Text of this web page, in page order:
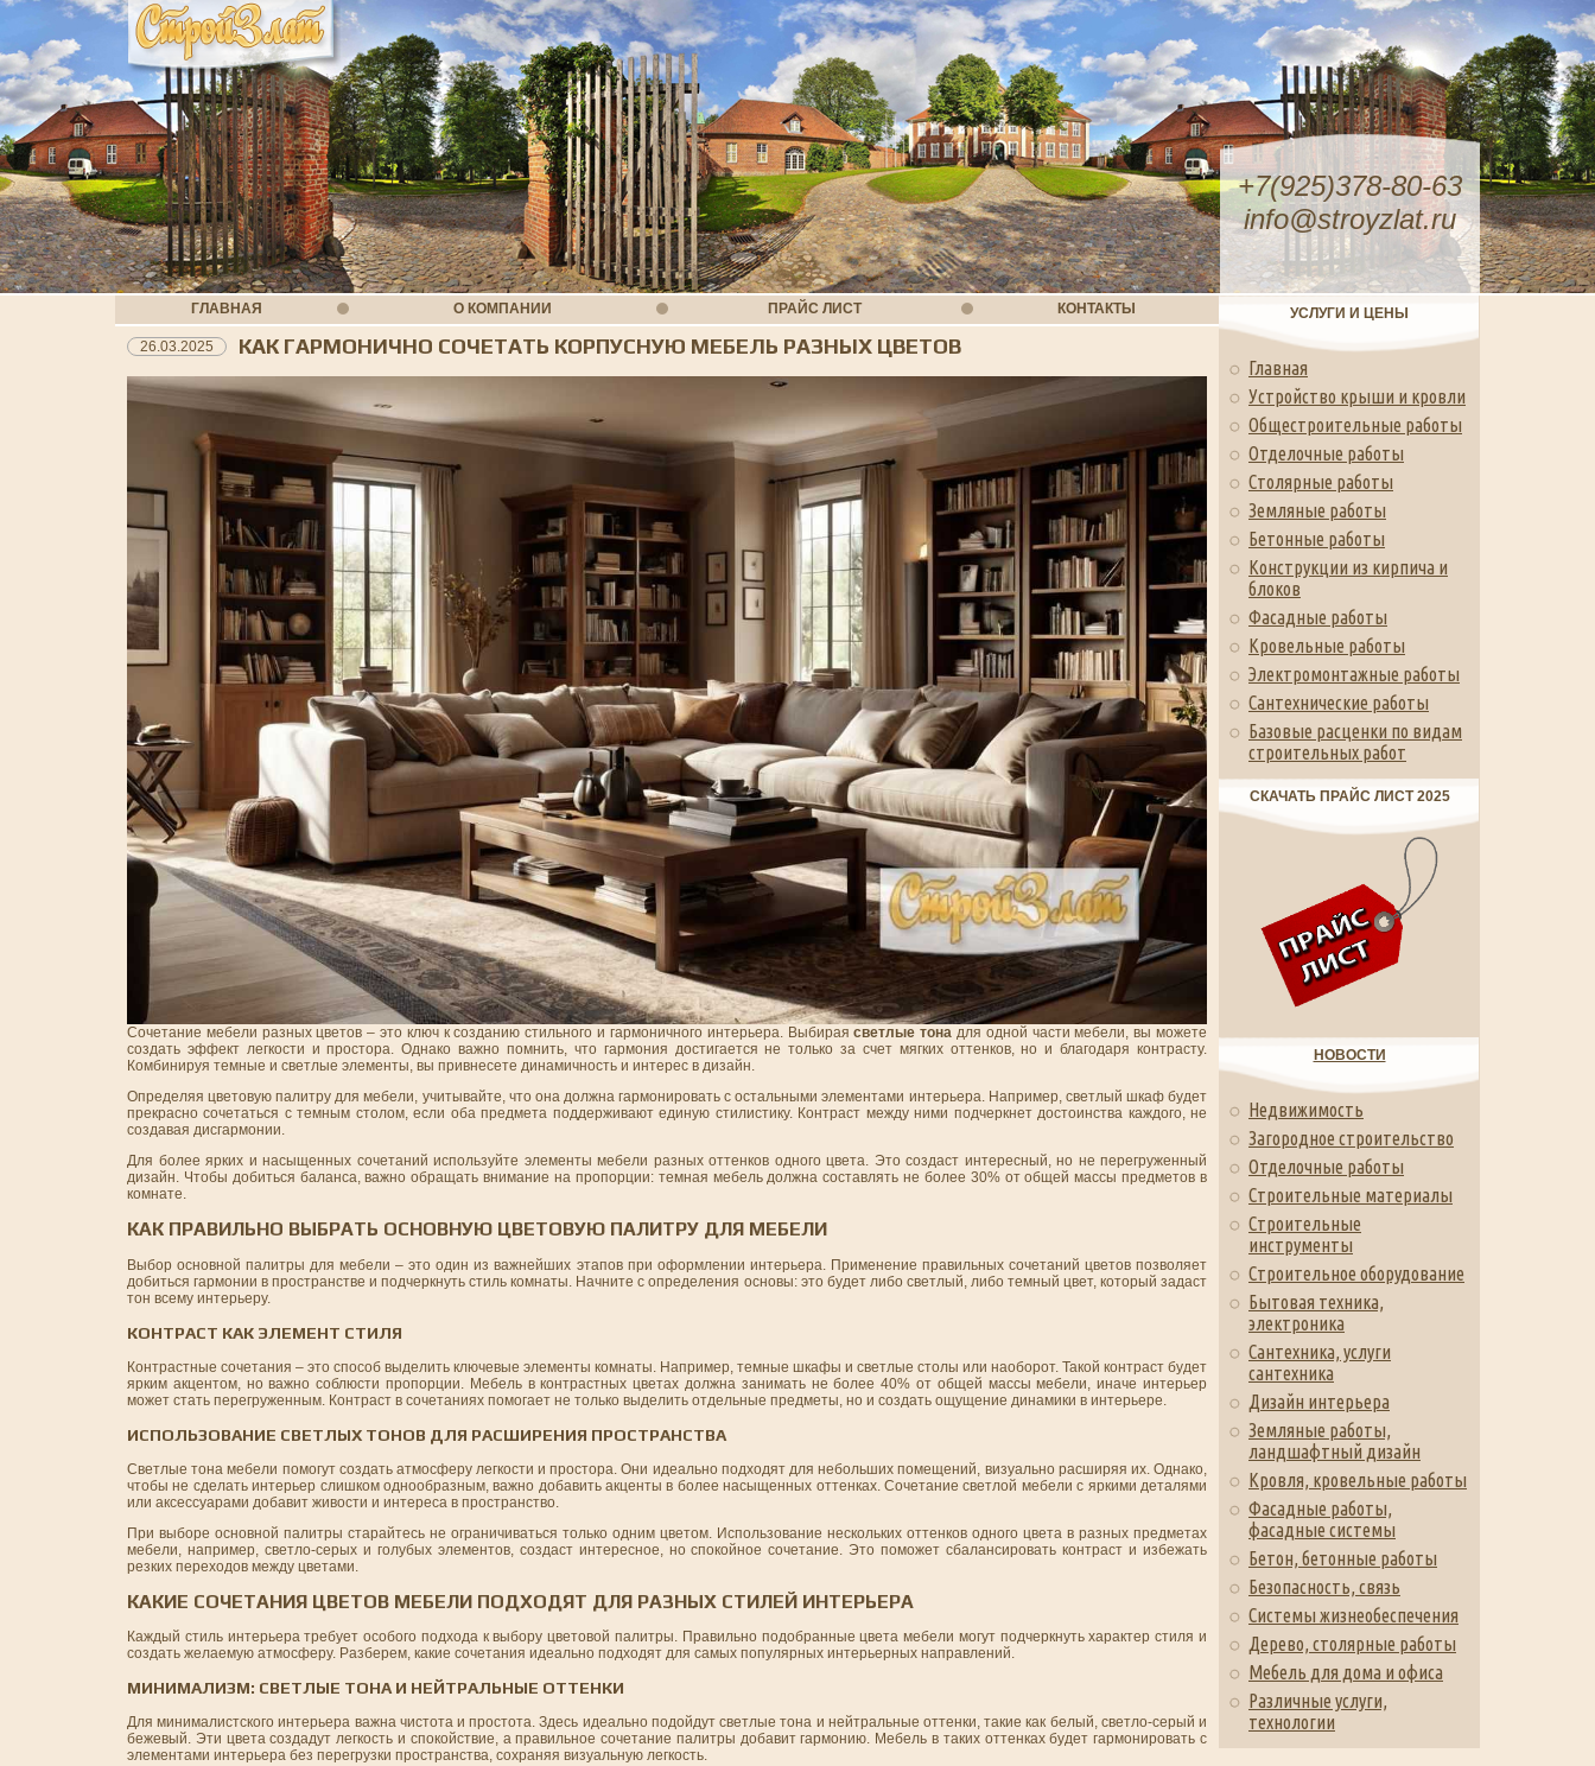
+7(925)378-80-63
info@stroyzlat.ru
ГЛАВНАЯ О КОМПАНИИ ПРАЙС ЛИСТ КОНТАКТЫ
26.03.2025 КАК ГАРМОНИЧНО СОЧЕТАТЬ КОРПУСНУЮ МЕБЕЛЬ РАЗНЫХ ЦВЕТОВ
Сочетание мебели разных цветов – это ключ к созданию стильного и гармоничного интерьера. Выбираясветлые тона для одной части мебели, вы можете
создать эффект легкости и простора. Однако важно помнить, что гармония достигается не только за счет мягких оттенков, но и благодаря контрасту.
Комбинируя темные и светлые элементы, вы привнесете динамичность и интерес в дизайн.
Определяя цветовую палитру для мебели, учитывайте, что она должна гармонировать с остальными элементами интерьера. Например, светлый шкаф будет
прекрасно сочетаться с темным столом, если оба предмета поддерживают единую стилистику. Контраст между ними подчеркнет достоинства каждого, не
создавая дисгармонии.
Для более ярких и насыщенных сочетаний используйте элементы мебели разных оттенков одного цвета. Это создаст интересный, но не перегруженный
дизайн. Чтобы добиться баланса, важно обращать внимание на пропорции: темная мебель должна составлять не более 30% от общей массы предметов в
комнате.
КАК ПРАВИЛЬНО ВЫБРАТЬ ОСНОВНУЮ ЦВЕТОВУЮ ПАЛИТРУ ДЛЯ МЕБЕЛИ
Выбор основной палитры для мебели – это один из важнейших этапов при оформлении интерьера. Применение правильных сочетаний цветов позволяет
добиться гармонии в пространстве и подчеркнуть стиль комнаты. Начните с определения основы: это будет либо светлый, либо темный цвет, который задаст
тон всему интерьеру.
КОНТРАСТ КАК ЭЛЕМЕНТ СТИЛЯ
Контрастные сочетания – это способ выделить ключевые элементы комнаты. Например, темные шкафы и светлые столы или наоборот. Такой контраст будет
ярким акцентом, но важно соблюсти пропорции. Мебель в контрастных цветах должна занимать не более 40% от общей массы мебели, иначе интерьер
может стать перегруженным. Контраст в сочетаниях помогает не только выделить отдельные предметы, но и создать ощущение динамики в интерьере.
ИСПОЛЬЗОВАНИЕ СВЕТЛЫХ ТОНОВ ДЛЯ РАСШИРЕНИЯ ПРОСТРАНСТВА
Светлые тона мебели помогут создать атмосферу легкости и простора. Они идеально подходят для небольших помещений, визуально расширяя их. Однако,
чтобы не сделать интерьер слишком однообразным, важно добавить акценты в более насыщенных оттенках. Сочетание светлой мебели с яркими деталями
или аксессуарами добавит живости и интереса в пространство.
При выборе основной палитры старайтесь не ограничиваться только одним цветом. Использование нескольких оттенков одного цвета в разных предметах
мебели, например, светло-серых и голубых элементов, создаст интересное, но спокойное сочетание. Это поможет сбалансировать контраст и избежать
резких переходов между цветами.
КАКИЕ СОЧЕТАНИЯ ЦВЕТОВ МЕБЕЛИ ПОДХОДЯТ ДЛЯ РАЗНЫХ СТИЛЕЙ ИНТЕРЬЕРА
Каждый стиль интерьера требует особого подхода к выбору цветовой палитры. Правильно подобранные цвета мебели могут подчеркнуть характер стиля и
создать желаемую атмосферу. Разберем, какие сочетания идеально подходят для самых популярных интерьерных направлений.
МИНИМАЛИЗМ: СВЕТЛЫЕ ТОНА И НЕЙТРАЛЬНЫЕ ОТТЕНКИ
Для минималистского интерьера важна чистота и простота. Здесь идеально подойдут светлые тона и нейтральные оттенки, такие как белый, светло-серый и
бежевый. Эти цвета создадут легкость и спокойствие, а правильное сочетание палитры добавит гармонию. Мебель в таких оттенках будет гармонировать с
элементами интерьера без перегрузки пространства, сохраняя визуальную легкость.
УСЛУГИ И ЦЕНЫ
Главная
Устройство крыши и кровли
Общестроительные работы
Отделочные работы
Столярные работы
Земляные работы
Бетонные работы
Конструкции из кирпича и
блоков
Фасадные работы
Кровельные работы
Электромонтажные работы
Сантехнические работы
Базовые расценки по видам
строительных работ
СКАЧАТЬ ПРАЙС ЛИСТ 2025
НОВОСТИ
Недвижимость
Загородное строительство
Отделочные работы
Строительные материалы
Строительные
инструменты
Строительное оборудование
Бытовая техника,
электроника
Сантехника, услуги
сантехника
Дизайн интерьера
Земляные работы,
ландшафтный дизайн
Кровля, кровельные работы
Фасадные работы,
фасадные системы
Бетон, бетонные работы
Безопасность, связь
Системы жизнеобеспечения
Дерево, столярные работы
Мебель для дома и офиса
Различные услуги,
технологии